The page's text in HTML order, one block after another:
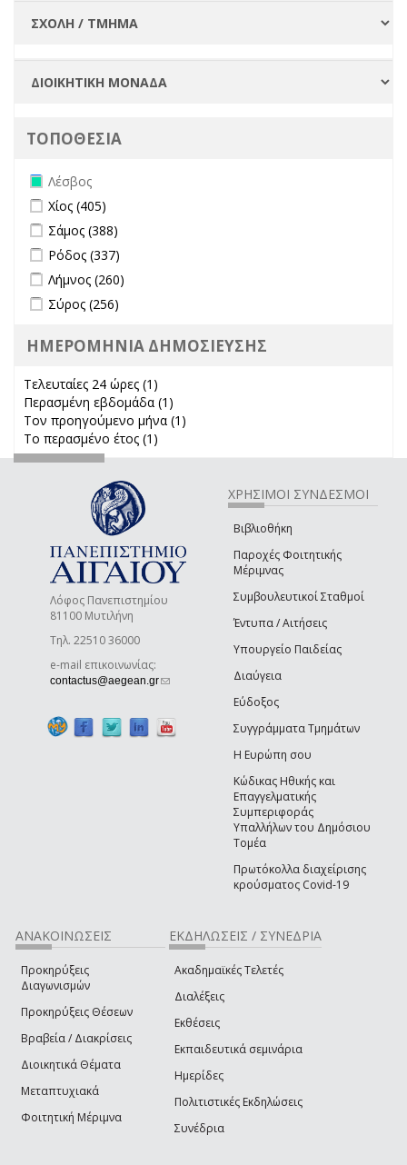
ΤΟΠΟΘΕΣΙΑ
Remove Λέσβος filter
Λέσβος
Apply Χίος filter
Χίος (405)
Apply Σάμος filter
Σάμος (388)
Apply Ρόδος filter
Ρόδος (337)
Apply Λήμνος filter
Λήμνος (260)
Apply Σύρος filter
Σύρος (256)
ΗΜΕΡΟΜΗΝΙΑ ΔΗΜΟΣΙΕΥΣΗΣ
Τελευταίες 24 ώρες (1)
Περασμένη εβδομάδα (1)
Τον προηγούμενο μήνα (1)
Το περασμένο έτος (1)
Λόφος Πανεπιστημίου
81100 Μυτιλήνη
Τηλ. 22510 36000
e-mail επικοινωνίας:
contactus@aegean.gr(link sends e-mail)
ΧΡΗΣΙΜΟΙ ΣΥΝΔΕΣΜΟΙ
Βιβλιοθήκη
Παροχές Φοιτητικής
Μέριμνας
Συμβουλευτικοί Σταθμοί
Έντυπα / Αιτήσεις
Υπουργείο Παιδείας
Διαύγεια
Εύδοξος
Συγγράμματα Τμημάτων
Η Ευρώπη σου
Κώδικας Ηθικής και
Επαγγελματικής
Συμπεριφοράς
Υπαλλήλων του Δημόσιου
Τομέα
Πρωτόκολλα διαχείρισης
κρούσματος Covid-19
ΑΝΑΚΟΙΝΩΣΕΙΣ
Προκηρύξεις
Διαγωνισμών
Προκηρύξεις Θέσεων
Βραβεία / Διακρίσεις
Διοικητικά Θέματα
Μεταπτυχιακά
Φοιτητική Μέριμνα
ΕΚΔΗΛΩΣΕΙΣ / ΣΥΝΕΔΡΙΑ
Ακαδημαϊκές Τελετές
Διαλέξεις
Εκθέσεις
Εκπαιδευτικά σεμινάρια
Ημερίδες
Πολιτιστικές Εκδηλώσεις
Συνέδρια